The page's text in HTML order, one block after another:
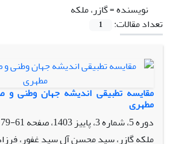
نویسنده =گازر، ملکه
تعداد مقالات:
1
مقایسه تطبیقی اندیشه جهان وطنی و
مطهری
دوره 5، شماره 3، پاییز 1403، صفحه
61-79
ملکه گازر، سید محسن آل سید غفور،